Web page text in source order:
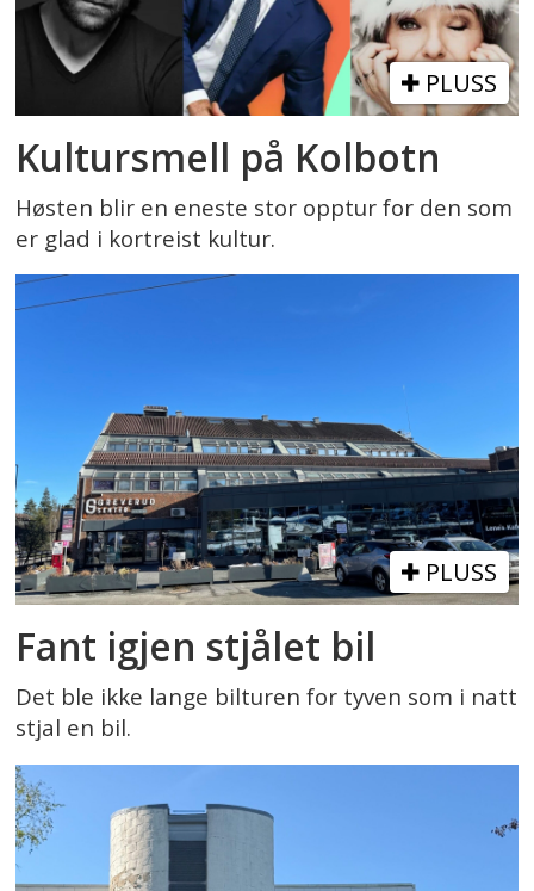
PLUSS
Kultursmell på Kolbotn
Høsten blir en eneste stor opptur for den som
er glad i kortreist kultur.
PLUSS
Fant igjen stjålet bil
Det ble ikke lange bilturen for tyven som i natt
stjal en bil.